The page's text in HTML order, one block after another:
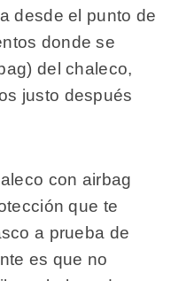
desde el punto de
donde se
del chaleco,
justo después
con airbag
que te
a prueba de
es que no